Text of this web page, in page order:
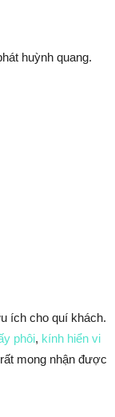
huỳnh quang.
ích cho quí khách.
phôi, kính hiển vi
mong nhận được